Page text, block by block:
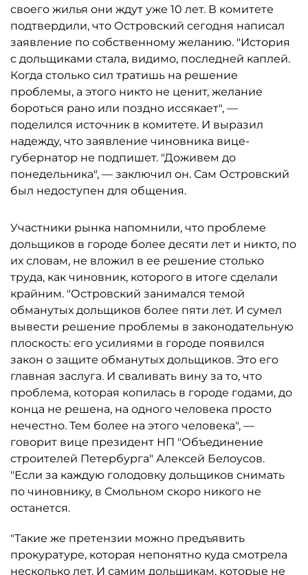
своего жилья они ждут уже 10 лет. В комитете
подтвердили, что Островский сегодня написал
заявление по собственному желанию. "История
с дольщиками стала, видимо, последней каплей.
Когда столько сил тратишь на решение
проблемы, а этого никто не ценит, желание
бороться рано или поздно иссякает", —
поделился источник в комитете. И выразил
надежду, что заявление чиновника вице-
губернатор не подпишет. "Доживем до
понедельника", — заключил он. Сам Островский
был недоступен для общения.
Участники рынка напомнили, что проблеме
дольщиков в городе более десяти лет и никто, по
их словам, не вложил в ее решение столько
труда, как чиновник, которого в итоге сделали
крайним. "Островский занимался темой
обманутых дольщиков более пяти лет. И сумел
вывести решение проблемы в законодательную
плоскость: его усилиями в городе появился
закон о защите обманутых дольщиков. Это его
главная заслуга. И сваливать вину за то, что
проблема, которая копилась в городе годами, до
конца не решена, на одного человека просто
нечестно. Тем более на этого человека", —
говорит вице президент НП "Объединение
строителей Петербурга" Алексей Белоусов.
"Если за каждую голодовку дольщиков снимать
по чиновнику, в Смольном скоро никого не
останется.
"Такие же претензии можно предъявить
прокуратуре, которая непонятно куда смотрела
несколько лет. И самим дольщикам, которые не